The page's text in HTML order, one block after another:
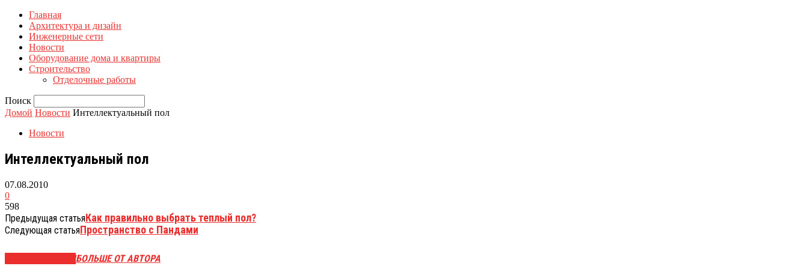
Главная
Архитектура и дизайн
Инженерные сети
Новости
Оборудование дома и квартиры
Строительство
Отделочные работы
Поиск
Домой Новости Интеллектуальный пол
Новости
Интеллектуальный пол
07.08.2010
0
598
Предыдущая статьяКак правильно выбрать теплый пол?
Следующая статьяПространство с Пандами
БОЛЬШЕ ОТ АВТОРА